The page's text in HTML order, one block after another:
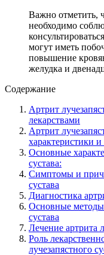
Важно
необходимо
могут иметь
повышение
желудка и
Содержание
Артрит
лекарствами
Артрит
характеристики
Основные
сустава:
Симптомы и
сустава
Диагностика
Основные методы
сустава
Лечение артрита
Роль
лучезапястного